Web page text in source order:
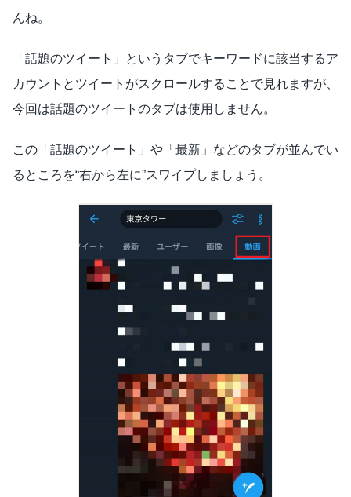
んね。
「話題のツイート」というタブでキーワードに該当するア
カウントとツイートがスクロールすることで見れますが、
今回は話題のツイートのタブは使用しません。
この「話題のツイート」や「最新」などのタブが並んでい
るところを“右から左に”スワイプしましょう。